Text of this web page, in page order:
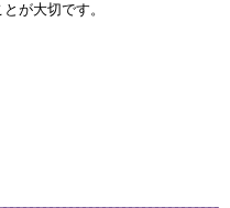
が大切です。